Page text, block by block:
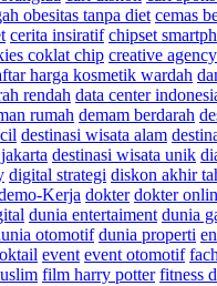
obesitas tanpa diet cemas
cerita insiratif chipset
coklat chip creative agency
harga kosmetik wardah
rendah data center
rumah demam berdarah
destinasi wisata alam
destinasi wisata unik
digital strategi diskon akhir
Kerja dokter dokter
dunia entertaiment dunia
otomotif dunia properti
event event otomotif
film harry potter fitness